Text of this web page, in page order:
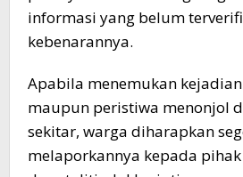
informasi yang belum
kebenarannya.
Apabila menemukan
maupun peristiwa menonjol
sekitar, warga diharapkan
melaporkannya kepada